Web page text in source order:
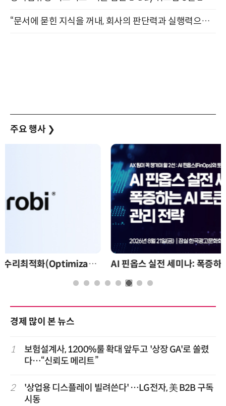
“문서에 묻힌 지식을 꺼내, 회사의 판단력과 실행력으로 바꾸다” (8/20)
주요 행사 ❯
AI 핀옵스 실전 세미나: 폭증하는 AI 토큰 비용 관리 전략
경제 많이 본 뉴스
1
보험설계사, 1200%룰 확대 앞두고 '상장 GA'로 쏠렸
다…“신뢰도 메리트”
2
'상업용 디스플레이 빌려쓴다' …LG전자, 美 B2B 구독
시동